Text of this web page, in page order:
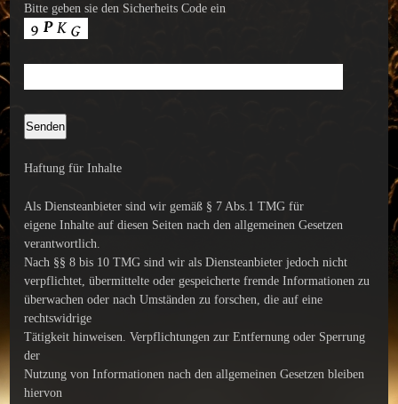
Bitte geben sie den Sicherheits Code ein
Haftung für Inhalte
Als Diensteanbieter sind wir gemäß § 7 Abs.1 TMG für
eigene Inhalte auf diesen Seiten nach den allgemeinen Gesetzen
verantwortlich.
Nach §§ 8 bis 10 TMG sind wir als Diensteanbieter jedoch nicht
verpflichtet, übermittelte oder gespeicherte fremde Informationen zu
überwachen oder nach Umständen zu forschen, die auf eine
rechtswidrige
Tätigkeit hinweisen. Verpflichtungen zur Entfernung oder Sperrung
der
Nutzung von Informationen nach den allgemeinen Gesetzen bleiben
hiervon